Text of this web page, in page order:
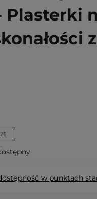
Plasterki
w punktach